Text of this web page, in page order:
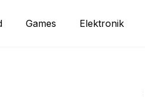
Games Elektronik